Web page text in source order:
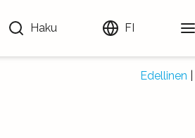
Haku FI
Edellinen